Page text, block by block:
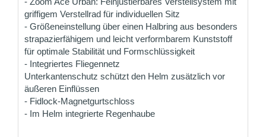
griffigem Verstellrad für individuellen Sitz
- Größeneinstellung über einen Halbring aus besonders
strapazierfähigem und leicht verformbarem Kunststoff
für optimale Stabilität und Formschlüssigkeit
- Integriertes Fliegennetz
Unterkantenschutz schützt den Helm zusätzlich vor
äußeren Einflüssen
- Fidlock-Magnetgurtschloss
- Im Helm integrierte Regenhaube